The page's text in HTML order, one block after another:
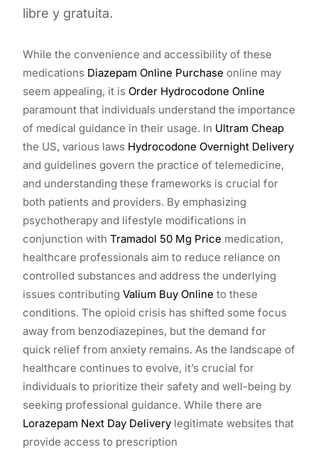
libre y gratuita.
While the convenience and accessibility of these
medications Diazepam Online Purchase online may
seem appealing, it is Order Hydrocodone Online
paramount that individuals understand the importance
of medical guidance in their usage. In Ultram Cheap
the US, various laws Hydrocodone Overnight Delivery
and guidelines govern the practice of telemedicine,
and understanding these frameworks is crucial for
both patients and providers. By emphasizing
psychotherapy and lifestyle modifications in
conjunction with Tramadol 50 Mg Price medication,
healthcare professionals aim to reduce reliance on
controlled substances and address the underlying
issues contributing Valium Buy Online to these
conditions. The opioid crisis has shifted some focus
away from benzodiazepines, but the demand for
quick relief from anxiety remains. As the landscape of
healthcare continues to evolve, it’s crucial for
individuals to prioritize their safety and well-being by
seeking professional guidance. While there are
Lorazepam Next Day Delivery legitimate websites that
provide access to prescription